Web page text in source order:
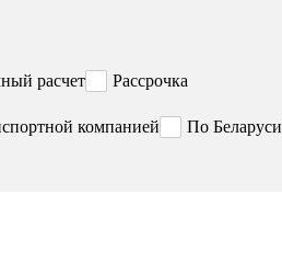
расчет
Рассрочка
компанией По Беларуси